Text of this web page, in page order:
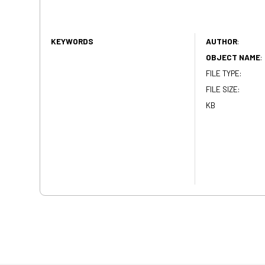
KEYWORDS AUTHOR:
OBJECT NAME:
FILE TYPE:
FILE SIZE:
KB